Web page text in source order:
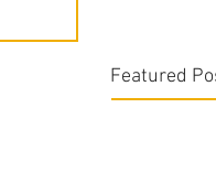
Featured